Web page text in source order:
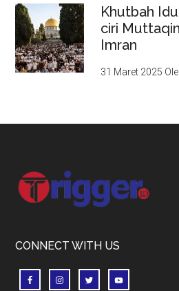
Khutbah
ciri
Imran
31 Maret 2025
Footer
CONNECT WITH US